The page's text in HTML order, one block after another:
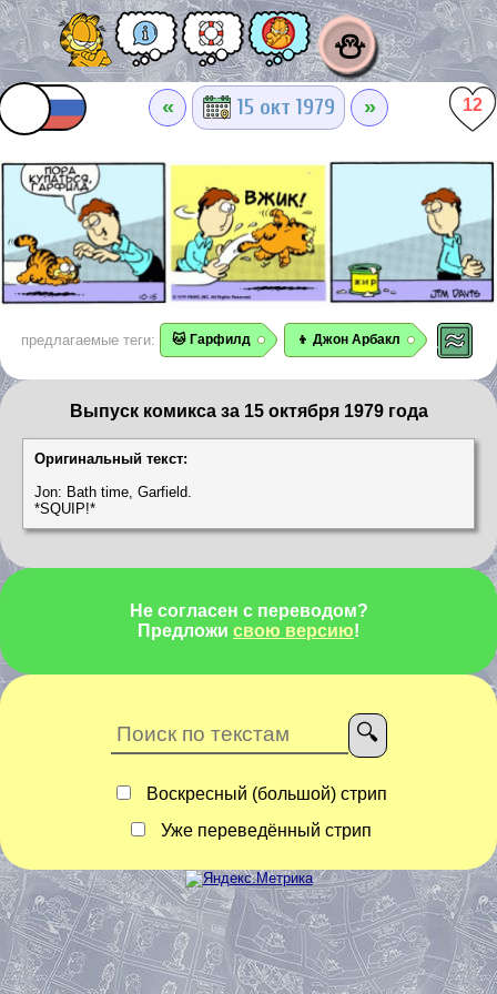
⛄
« 15 окт 1979 » 12
предлагаемые теги: 🐱 Гарфилд 👦 Джон Арбакл
Выпуск комикса за 15 октября 1979 года
Оригинальный текст:
Jon: Bath time, Garfield.
*SQUIP!*
Не согласен с переводом?
Предложи свою версию!
Воскресный (большой) стрип
Уже переведённый стрип